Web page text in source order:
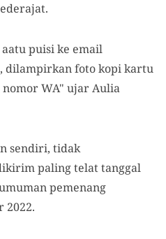
puisi ke email
, dilampirkan foto kopi kartu
WA" ujar Aulia
sendiri, tidak
paling telat tanggal
pemenang
2022.